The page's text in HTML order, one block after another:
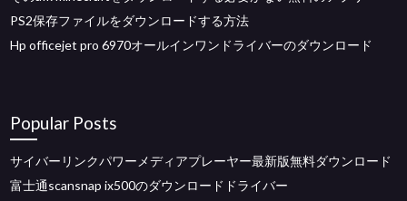
PS2保存ファイルをダウンロードする方法
Hp officejet pro 6970オールインワンドライバーのダウンロード
Popular Posts
サイバーリンクパワーメディアプレーヤー最新版無料ダウンロード
富士通scansnap ix500のダウンロードドライバー